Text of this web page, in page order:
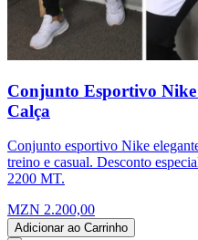
Conjunto Esportivo Nike
Calça
Conjunto esportivo Nike
treino e casual. Desconto
2200 MT.
MZN 2.200,00
Adicionar ao Carrinho